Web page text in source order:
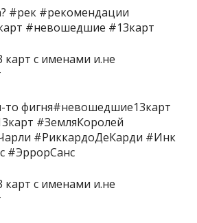
#рек #рекомендации
#невошедшие #13карт
то фигня#невошедшие13карт
#ЗемляКоролей
#РиккардоДеКарди #Инк
#ЭррорСанс